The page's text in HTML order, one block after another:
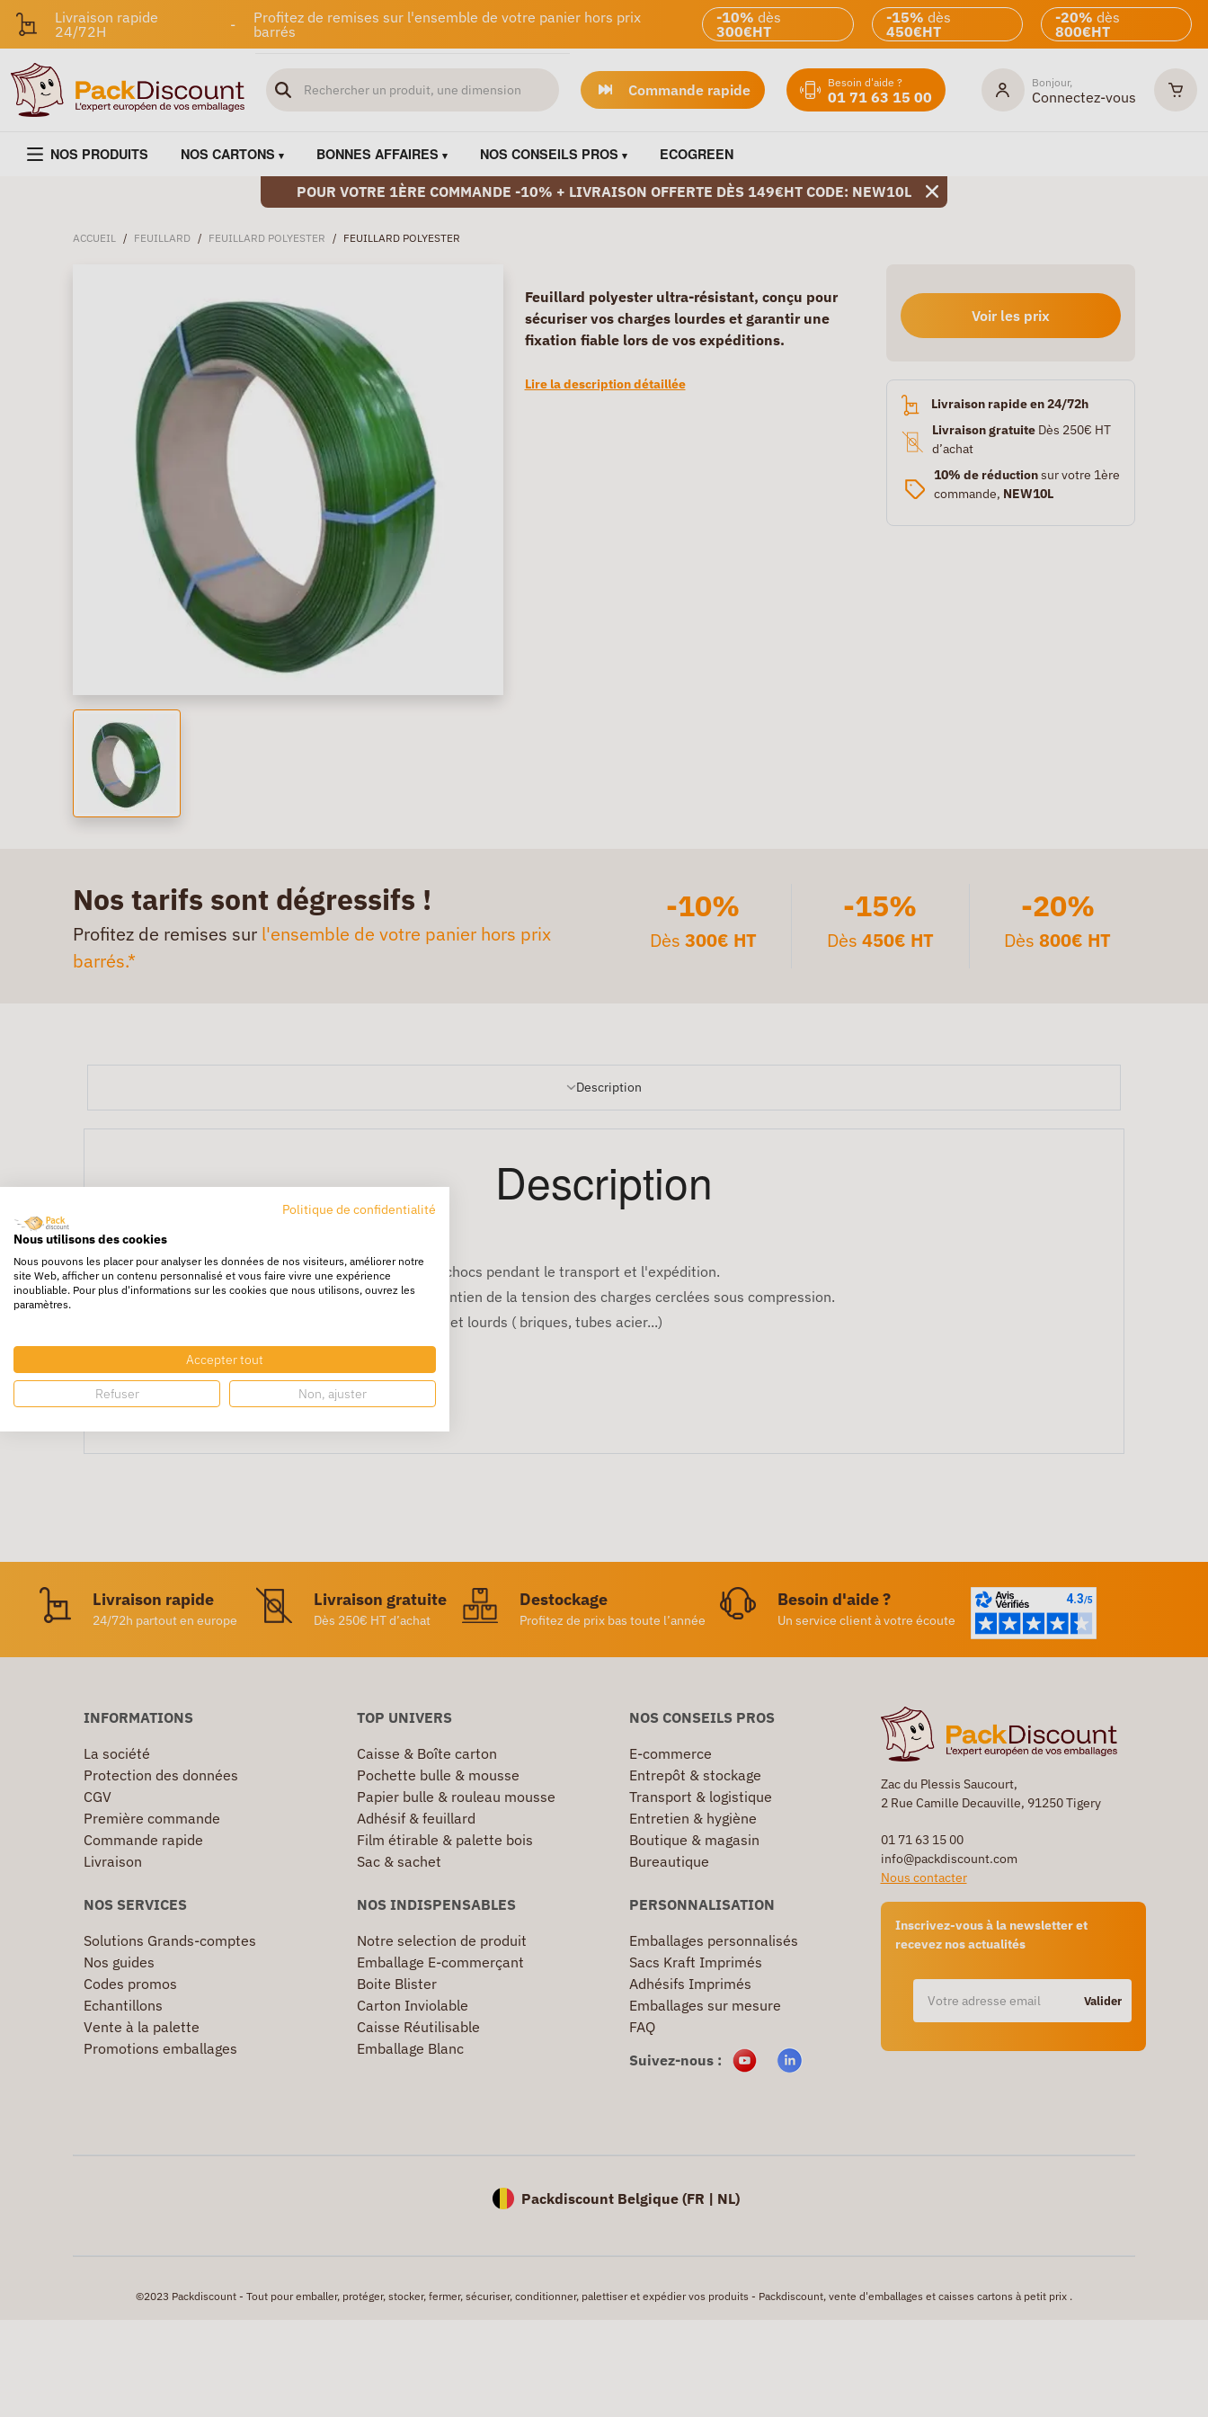
Livraison rapide
24/72H
-
Profitez de remises sur l'ensemble de votre panier hors prix
barrés
-10% dès
300€HT
-15% dès
450€HT
-20% dès
800€HT
Commande rapide Besoin d'aide ?
01 71 63 15 00
Bonjour,
Connectez-vous
NOS PRODUITS NOS CARTONS BONNES AFFAIRES NOS CONSEILS PROS ECOGREEN
POUR VOTRE 1ÈRE COMMANDE -10% + LIVRAISON OFFERTE DÈS 149€HT CODE: NEW10L
ACCUEIL / FEUILLARD / FEUILLARD POLYESTER / FEUILLARD POLYESTER
Feuillard polyester ultra-résistant, conçu pour
sécuriser vos charges lourdes et garantir une
fixation fiable lors de vos expéditions.
Lire la description détaillée
Voir les prix
Livraison rapide en 24/72h
Livraison gratuiteDès 250€ HT
d’achat
10% de réductionsur votre 1ère
commande, NEW10L
Nos tarifs sont dégressifs !
Profitez de remises sur l'ensemble de votre panier hors prix
barrés.*
-10%
Dès 300€ HT
-15%
Dès 450€ HT
-20%
Dès800€ HT
Description
Description
Feuillard Polyester
Ne se coupe pas à la mise en place et encaisse les chocs pendant le transport et l'expédition.
Lefeuillardne se détend pas, ce qui garantit le maintien de la tension des charges cerclées sous compression.
Indéformable, même au contact de produits rigides et lourds ( briques, tubes acier...)
Permet lestockagelongue durée en extérieur.
Feuillard polyesterrecyclable.
Fermeture par
ou soudure.
Livraison rapide
24/72h partout en europe
Livraison gratuite
Dès 250€ HT d’achat
Destockage
Profitez de prix bas toute l’année
Besoin d'aide ?
Un service client à votre écoute
Zac du Plessis Saucourt,
2 Rue Camille Decauville, 91250 Tigery
01 71 63 15 00
info@packdiscount.com
Nous contacter
Inscrivez-vous à la newsletter et
recevez nos actualités
Valider
INFORMATIONS
La société
Protection des données
CGV
Première commande
Commande rapide
Livraison
TOP UNIVERS
Caisse & Boîte carton
Pochette bulle & mousse
Papier bulle & rouleau mousse
Adhésif & feuillard
Film étirable & palette bois
Sac & sachet
NOS CONSEILS PROS
E-commerce
Entrepôt & stockage
Transport & logistique
Entretien & hygiène
Boutique & magasin
Bureautique
NOS SERVICES
Solutions Grands-comptes
Nos guides
Codes promos
Echantillons
Vente à la palette
Promotions emballages
NOS INDISPENSABLES
Notre selection de produit
Emballage E-commerçant
Boite Blister
Carton Inviolable
Caisse Réutilisable
Emballage Blanc
PERSONNALISATION
Emballages personnalisés
Sacs Kraft Imprimés
Adhésifs Imprimés
Emballages sur mesure
FAQ
Suivez-nous :
Packdiscount Belgique (FR | NL)
©2023 Packdiscount - Tout pour emballer, protéger, stocker, fermer, sécuriser, conditionner, palettiser et expédier vos produits - Packdiscount, vente d'emballages et caisses cartons à petit prix .
Politique de confidentialité
Nous utilisons des cookies
Nous pouvons les placer pour analyser les données de nos visiteurs, améliorer notre
site Web, afficher un contenu personnalisé et vous faire vivre une expérience
inoubliable. Pour plus d'informations sur les cookies que nous utilisons, ouvrez les
paramètres.
Accepter tout
Refuser Non, ajuster